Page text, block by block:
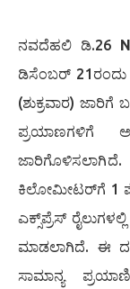
ನವದೆಹಲಿ ಡಿ.26
ಡಿಸೆಂಬರ್
(ಶುಕ್ರವಾರ)
ಪ್ರಯಾಣಗಳಿಗೆ
ಕಿಲೋಮೀಟರ್‌ಗೆ 1
ಎಕ್ಸ್‌ಪ್ರೆಸ್
ಮಾಡಲಾಗಿದೆ. ಈ
ಸಾಮಾನ್ಯ